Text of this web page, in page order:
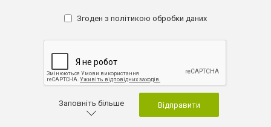
Згоден з політикою обробки даних
Заповніть більше Відправити